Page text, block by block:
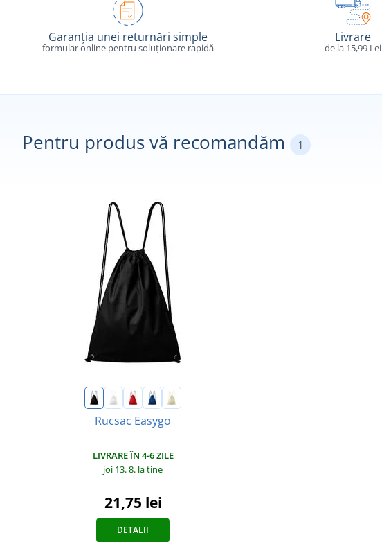
Garanția unei returnări simple
formular online pentru soluționare rapidă
Livrare
de la 15,99 Lei
Pentru produs vă recomandăm 1
Rucsac Easygo
LIVRARE ÎN 4-6 ZILE
joi 13. 8. la tine
21,75 lei
DETALII